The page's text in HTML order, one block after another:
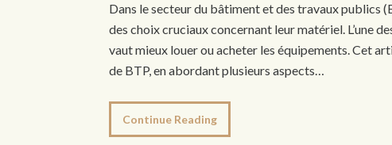
Dans le secteur du bâtiment et des travaux publics
des choix cruciaux concernant leur matériel. L’une
vaut mieux louer ou acheter les équipements. Cet
de BTP, en abordant plusieurs aspects…
Continue Reading